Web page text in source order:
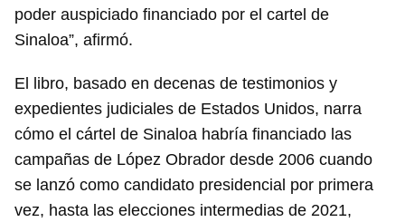
poder auspiciado financiado por el cartel de
Sinaloa”, afirmó.
El libro, basado en decenas de testimonios y
expedientes judiciales de Estados Unidos, narra
cómo el cártel de Sinaloa habría financiado las
campañas de López Obrador desde 2006 cuando
se lanzó como candidato presidencial por primera
vez, hasta las elecciones intermedias de 2021,